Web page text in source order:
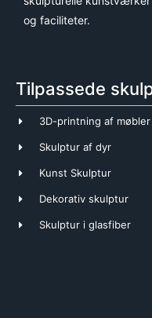
og faciliteter.
Tilpassede
3D-printning af møbler
Skulptur af dyr
Kunst Skulptur
Dekorativ skulptur
Skulptur i glasfiber